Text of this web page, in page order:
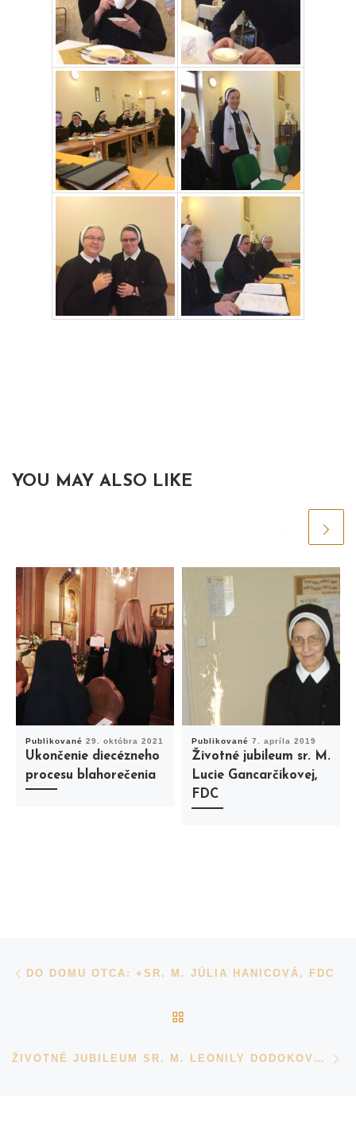
YOU MAY ALSO LIKE
Publikované 29. októbra 2021
Ukončenie diecézneho
procesu blahorečenia
Publikované 7. apríla 2019
Životné jubileum sr. M.
Lucie Gancarčíkovej,
FDC
Navigácia v príspevkoch
DO DOMU OTCA: +SR. M. JÚLIA HANICOVÁ, FDC
ŽIVOTNÉ JUBILEUM SR. M. LEONILY DODOKOVEJ, FDC